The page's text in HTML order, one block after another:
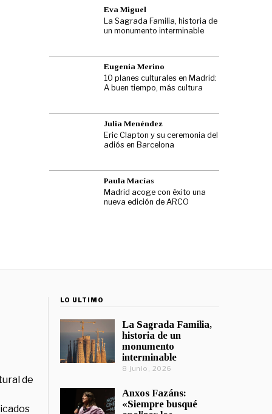
Eva Miguel
La Sagrada Familia, historia de
un monumento interminable
Eugenia Merino
10 planes culturales en Madrid:
A buen tiempo, más cultura
Julia Menéndez
Eric Clapton y su ceremonia del
adiós en Barcelona
Paula Macías
Madrid acoge con éxito una
nueva edición de ARCO
de
LO ÚLTIMO
La Sagrada Familia,
historia de un
monumento
interminable
8 junio, 2026
Anxos Fazáns:
«Siempre busqué